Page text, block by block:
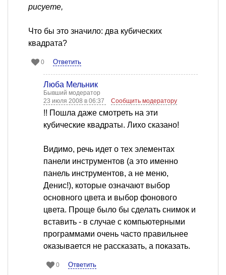
рисуете,
Что бы это значило: два кубических
квадрата?
0 Ответить
Люба Мельник
Бывший модератор
23 июля 2008 в 06:37
Сообщить модератору
!! Пошла даже смотреть на эти
кубические квадраты. Лихо сказано!
Видимо, речь идет о тех элементах
панели инструментов (а это именно
панель инструментов, а не меню,
Денис!), которые означают выбор
основного цвета и выбор фонового
цвета. Проще было бы сделать снимок и
вставить - в случае с компьютерными
программами очень часто правильнее
оказывается не рассказать, а показать.
0 Ответить